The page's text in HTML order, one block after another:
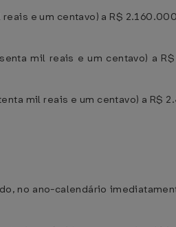
e um centavo) a R$
mil reais e um centavo) a
mil reais e um centavo) a
no ano-calendário